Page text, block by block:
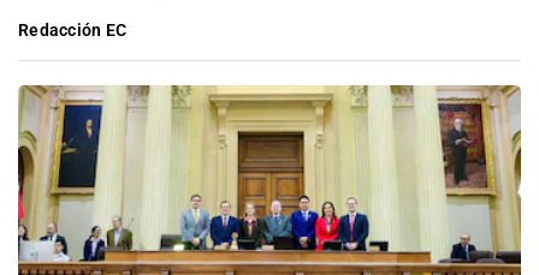
Redacción EC